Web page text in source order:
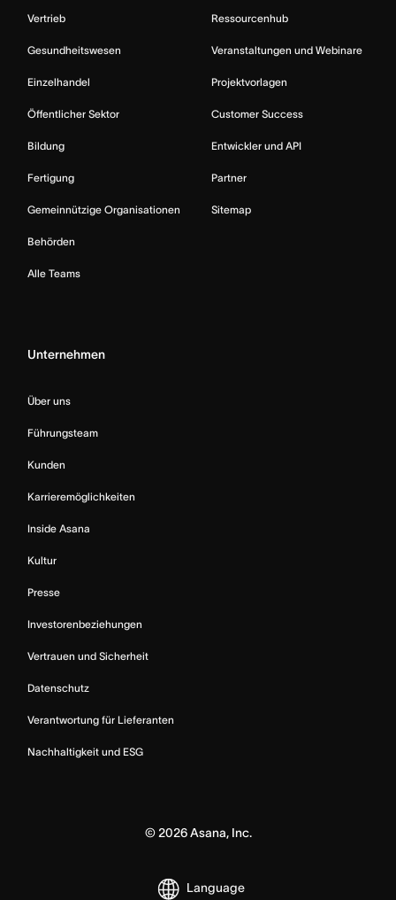
Vertrieb
Gesundheitswesen
Einzelhandel
Öffentlicher Sektor
Bildung
Fertigung
Gemeinnützige Organisationen
Behörden
Alle Teams
Ressourcenhub
Veranstaltungen und Webinare
Projektvorlagen
Customer Success
Entwickler und API
Partner
Sitemap
Unternehmen
Über uns
Führungsteam
Kunden
Karrieremöglichkeiten
Inside Asana
Kultur
Presse
Investorenbeziehungen
Vertrauen und Sicherheit
Datenschutz
Verantwortung für Lieferanten
Nachhaltigkeit und ESG
© 2026Asana, Inc.
Language